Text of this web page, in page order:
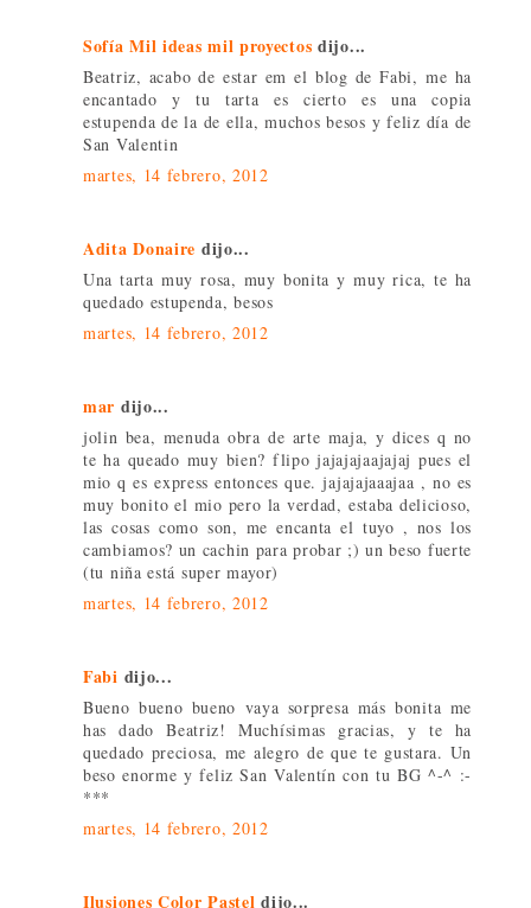
Sofía Mil ideas mil proyectos dijo...
Beatriz, acabo de estar em el blog de Fabi, me ha
encantado y tu tarta es cierto es una copia
estupenda de la de ella, muchos besos y feliz día de
San Valentin
martes, 14 febrero, 2012
Adita Donaire dijo...
Una tarta muy rosa, muy bonita y muy rica, te ha
quedado estupenda, besos
martes, 14 febrero, 2012
mar dijo...
jolin bea, menuda obra de arte maja, y dices q no
te ha queado muy bien? flipo jajajajaajajaj pues el
mio q es express entonces que. jajajajaaajaa , no es
muy bonito el mio pero la verdad, estaba delicioso,
las cosas como son, me encanta el tuyo , nos los
cambiamos? un cachin para probar ;) un beso fuerte
(tu niña está super mayor)
martes, 14 febrero, 2012
Fabi dijo...
Bueno bueno bueno vaya sorpresa más bonita me
has dado Beatriz! Muchísimas gracias, y te ha
quedado preciosa, me alegro de que te gustara. Un
beso enorme y feliz San Valentín con tu BG ^-^ :-
***
martes, 14 febrero, 2012
Ilusiones Color Pastel dijo...